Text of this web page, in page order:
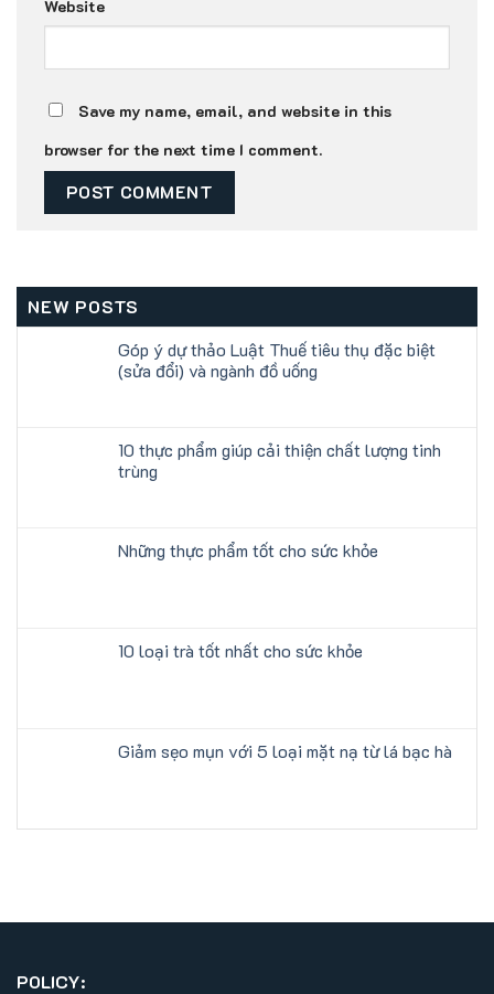
Website
Save my name, email, and website in this
browser for the next time I comment.
NEW POSTS
Góp ý dự thảo Luật Thuế tiêu thụ đặc biệt
(sửa đổi) và ngành đồ uống
10 thực phẩm giúp cải thiện chất lượng tinh
trùng
Những thực phẩm tốt cho sức khỏe
10 loại trà tốt nhất cho sức khỏe
Giảm sẹo mụn với 5 loại mặt nạ từ lá bạc hà
POLICY: